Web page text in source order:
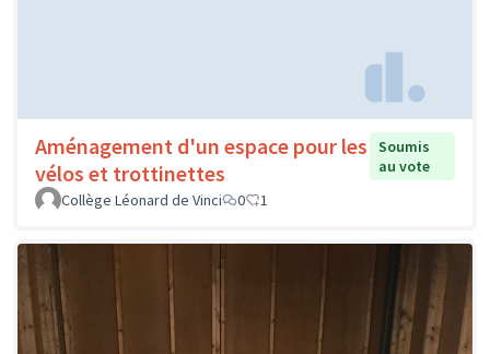
Aménagement d'un espace pour les
vélos et trottinettes
Soumis
au vote
Collège Léonard de Vinci
0 1